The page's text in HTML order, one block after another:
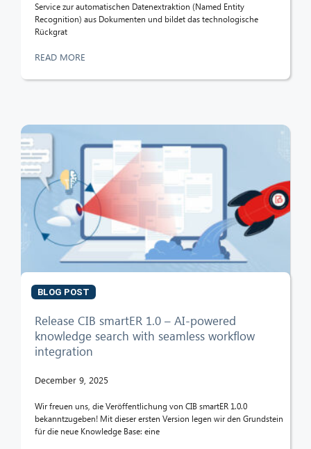
Service zur automatischen Datenextraktion (Named Entity
Recognition) aus Dokumenten und bildet das technologische
Rückgrat
READ MORE
BLOG POST
Release CIB smartER 1.0 – AI-powered
knowledge search with seamless workflow
integration
December 9, 2025
Wir freuen uns, die Veröffentlichung von CIB smartER 1.0.0
bekanntzugeben! Mit dieser ersten Version legen wir den Grundstein
für die neue Knowledge Base: eine